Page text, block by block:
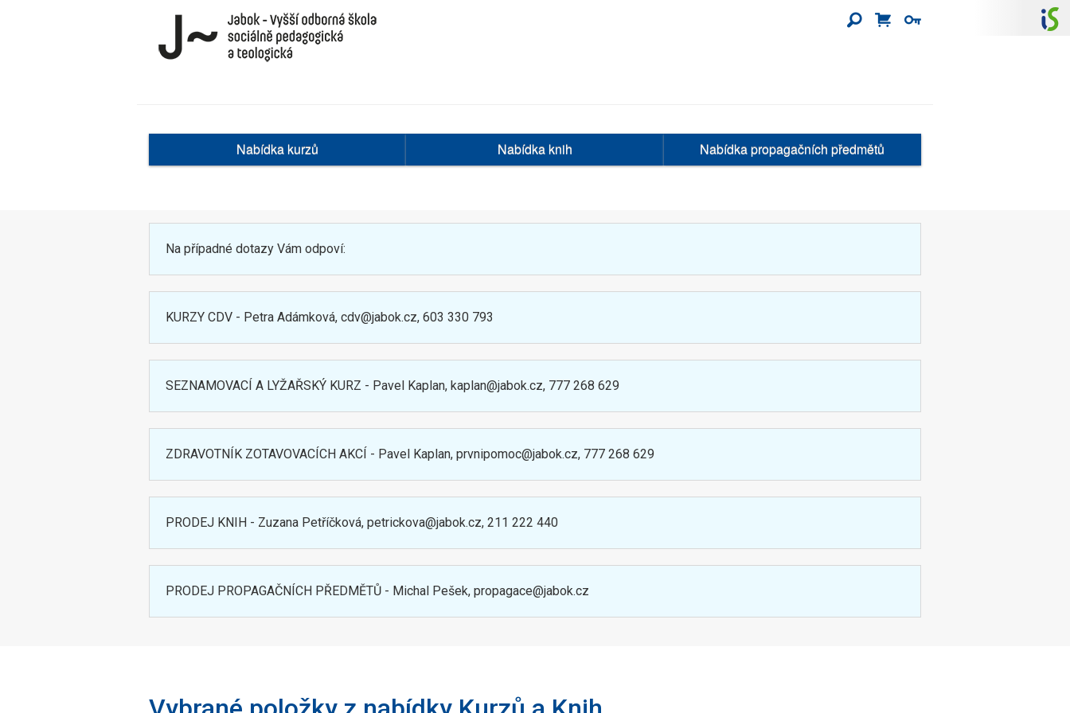
Nabídka kurzů Nabídka knih Nabídka propagačních předmětů
Na případné dotazy Vám odpoví:
KURZY CDV - Petra Adámková, cdv@jabok.cz, 603 330 793
SEZNAMOVACÍ A LYŽAŘSKÝ KURZ - Pavel Kaplan, kaplan@jabok.cz, 777 268 629
ZDRAVOTNÍK ZOTAVOVACÍCH AKCÍ - Pavel Kaplan, prvnipomoc@jabok.cz, 777 268 629
PRODEJ KNIH - Zuzana Petříčková, petrickova@jabok.cz, 211 222 440
PRODEJ PROPAGAČNÍCH PŘEDMĚTŮ - Michal Pešek, propagace@jabok.cz